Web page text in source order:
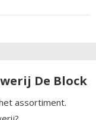
De Block
assortiment.